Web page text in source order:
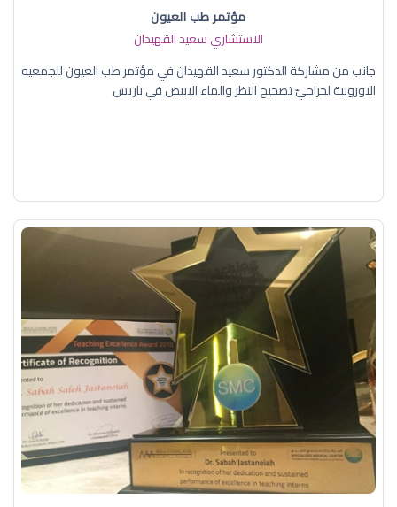
مؤتمر طب العيون
الاستشاري سعيد القهيدان
جانب من مشاركة الدكتور سعيد القهيدان في مؤتمر طب العيون للجمعيه
الاوروبية لجراحيّ تصحيح النظر والماء الابيض في باريس